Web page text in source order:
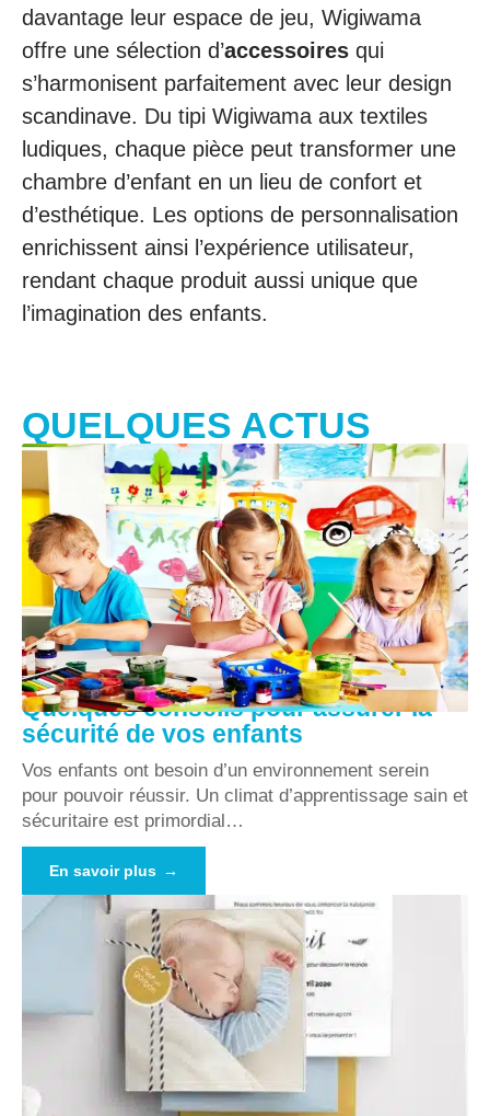
davantage leur espace de jeu, Wigiwama
offre une sélection d’accessoires qui
s’harmonisent parfaitement avec leur design
scandinave. Du tipi Wigiwama aux textiles
ludiques, chaque pièce peut transformer une
chambre d’enfant en un lieu de confort et
d’esthétique. Les options de personnalisation
enrichissent ainsi l’expérience utilisateur,
rendant chaque produit aussi unique que
l’imagination des enfants.
QUELQUES ACTUS
Quelques conseils pour assurer la
sécurité de vos enfants
Vos enfants ont besoin d’un environnement serein
pour pouvoir réussir. Un climat d’apprentissage sain et
sécuritaire est primordial…
En savoir plus